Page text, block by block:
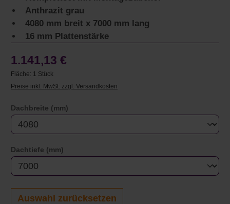
Anthrazit grau
4080 mm breit x 7000 mm lang
16 mm Plattenstärke
1.141,13 €
Fläche: 1 Stück
Preise inkl. MwSt. zzgl. Versandkosten
Dachbreite (mm)
Dachtiefe (mm)
Auswahl zurücksetzen